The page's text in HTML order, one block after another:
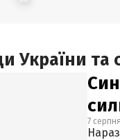
України та
7